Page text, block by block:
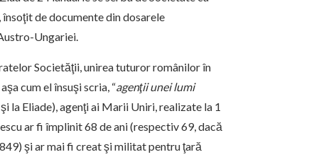
de documente din dosarele
Ungariei.
Societăţii, unirea tuturor românilor în
cum el însuşi scria, “agenţii unei lumi
la Eliade), agenţi ai Marii Uniri, realizate la 1
ar fi împlinit 68 de ani (respectiv 69, dacă
şi ar mai fi creat şi militat pentru ţară